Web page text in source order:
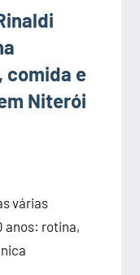
comida e
Niterói
várias
anos: rotina,